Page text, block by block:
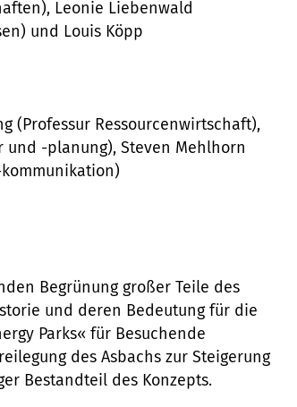
Leonie Liebenwald
und Louis Köpp
(Professur Ressourcenwirtschaft),
und -planung), Steven Mehlhorn
Begrünung großer Teile des
und deren Bedeutung für die
Parks« für Besuchende
des Asbachs zur Steigerung
Bestandteil des Konzepts.